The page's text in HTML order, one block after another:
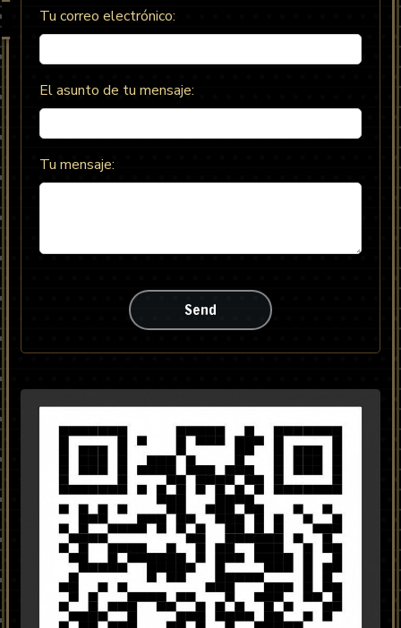
Tu correo electrónico:
El asunto de tu mensaje:
Tu mensaje: